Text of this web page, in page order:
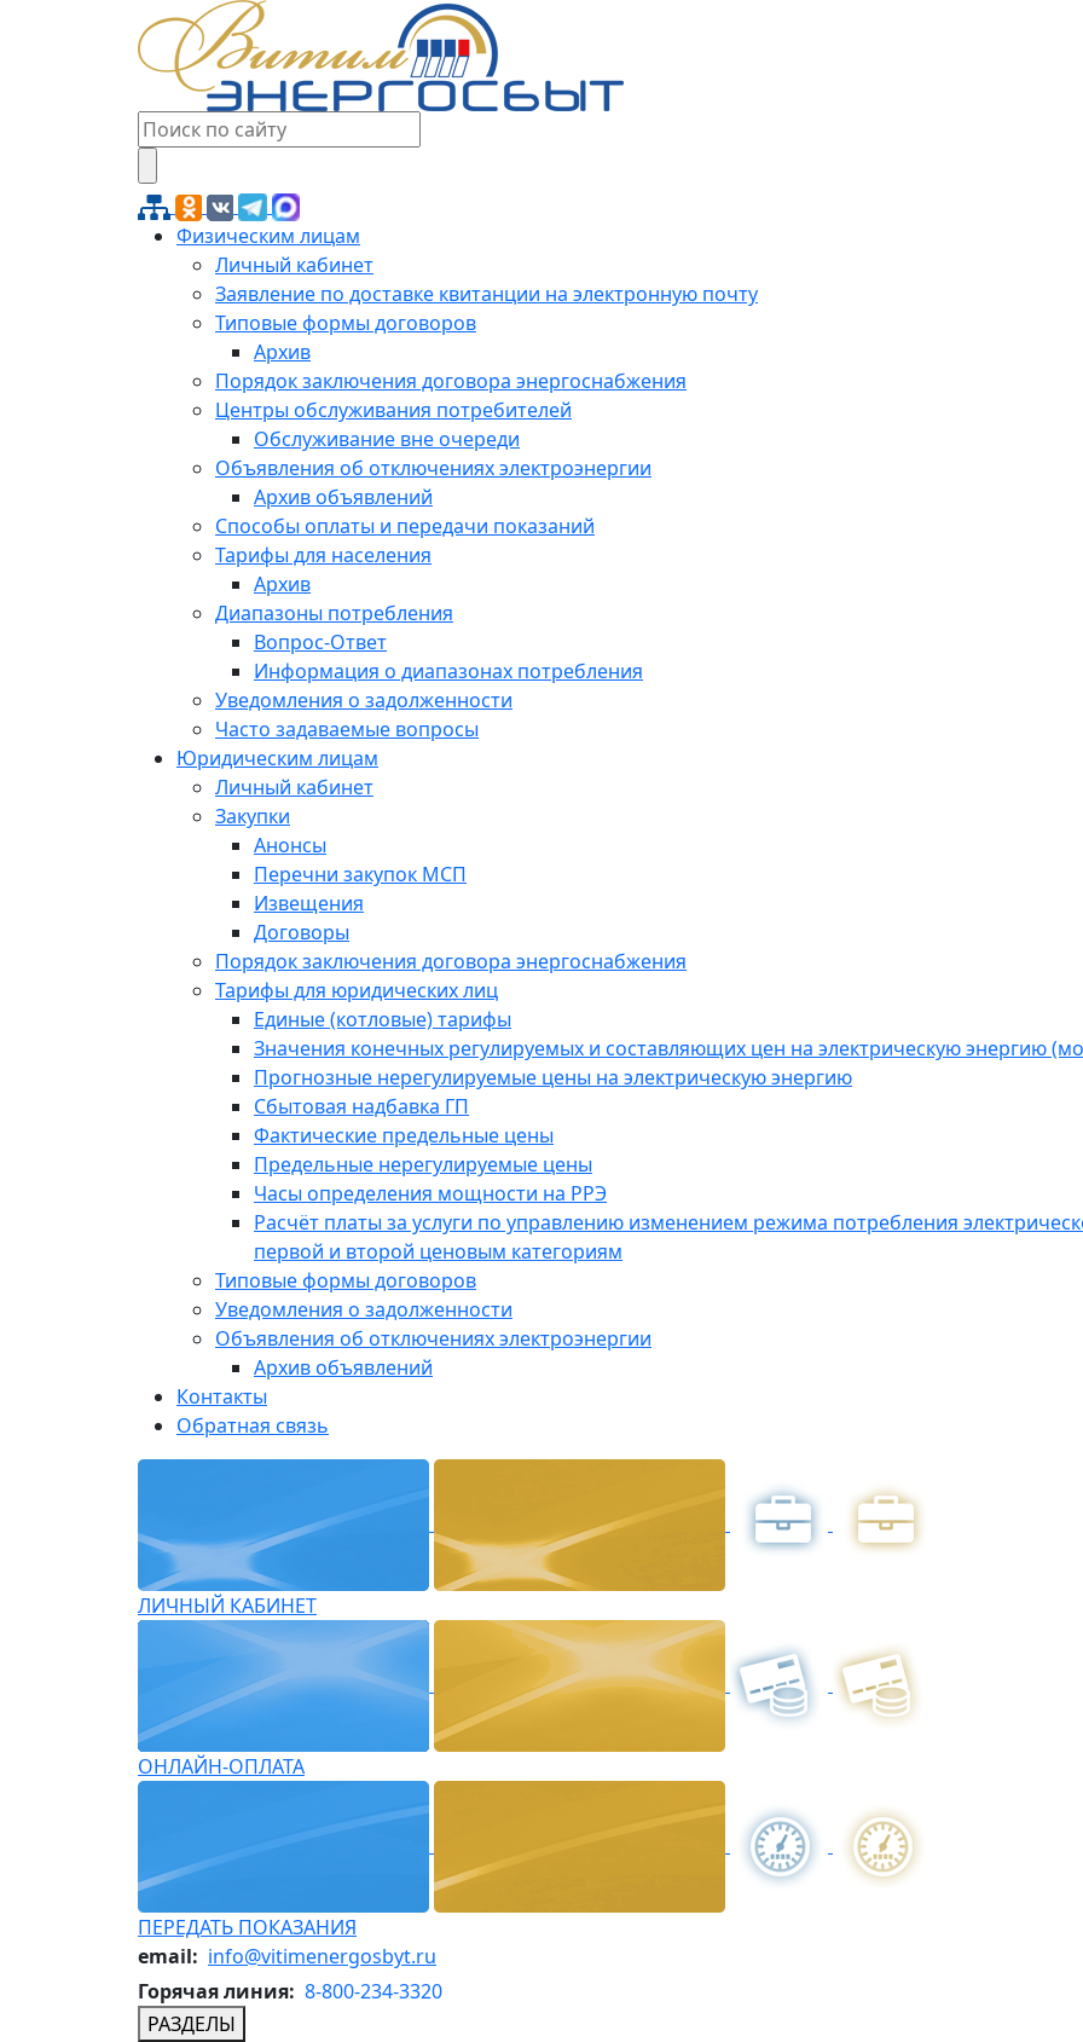
Физическим лицам
Личный кабинет
Заявление по доставке квитанции на электронную почту
Типовые формы договоров
Архив
Порядок заключения договора энергоснабжения
Центры обслуживания потребителей
Обслуживание вне очереди
Объявления об отключениях электроэнергии
Архив объявлений
Способы оплаты и передачи показаний
Тарифы для населения
Архив
Диапазоны потребления
Вопрос-Ответ
Информация о диапазонах потребления
Уведомления о задолженности
Часто задаваемые вопросы
Юридическим лицам
Личный кабинет
Закупки
Анонсы
Перечни закупок МСП
Извещения
Договоры
Порядок заключения договора энергоснабжения
Тарифы для юридических лиц
Единые (котловые) тарифы
Значения конечных регулируемых и составляющих цен на электрическую энергию
Прогнозные нерегулируемые цены на электрическую энергию
Сбытовая надбавка ГП
Фактические предельные цены
Предельные нерегулируемые цены
Часы определения мощности на РРЭ
Расчёт платы за услуги по управлению изменением режима потребления
первой и второй ценовым категориям
Типовые формы договоров
Уведомления о задолженности
Объявления об отключениях электроэнергии
Архив объявлений
Контакты
Обратная связь
ЛИЧНЫЙ КАБИНЕТ
ОНЛАЙН-ОПЛАТА
ПЕРЕДАТЬ ПОКАЗАНИЯ
email: info@vitimenergosbyt.ru
Горячая линия: 8-800-234-3320
РАЗДЕЛЫ